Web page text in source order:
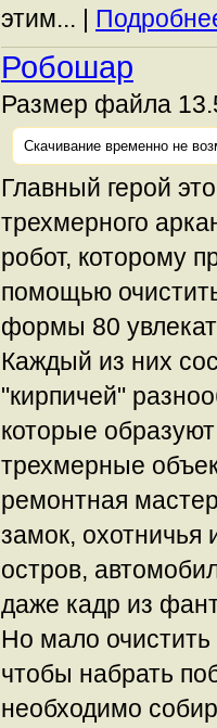
этим... |
Робошар
Размер файла
Скачивание временно не
Главный герой
трехмерного
робот, которому
помощью
формы 80
Каждый из них
"кирпичей"
которые
трехмерные
ремонтная
замок, охотничья
остров,
даже кадр из
Но мало
чтобы набрать
необходимо